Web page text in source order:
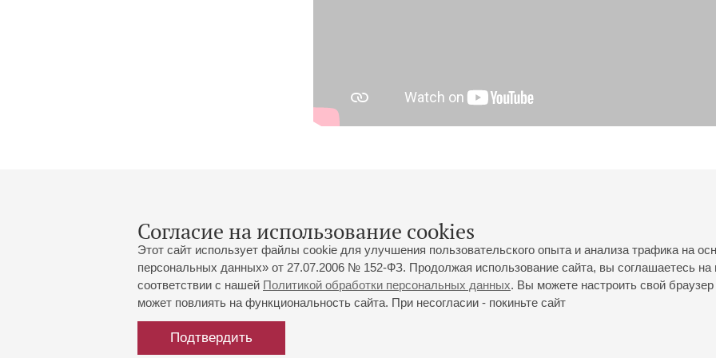
Согласие на использование cookies
Этот сайт использует файлы cookie для улучшения пользовательского опыта и анализа трафика на
персональных данных» от 27.07.2006 № 152-ФЗ. Продолжая использование сайта, вы соглашаетесь
соответствии с нашей Политикой обработки персональных данных. Вы можете настроить свой
может повлиять на функциональность сайта. При несогласии - покиньте сайт
Подтвердить
Большой зал:
191186, Санкт-Петербург, Михайловская ул., 2